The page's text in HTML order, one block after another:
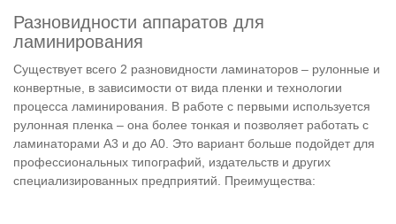
Разновидности аппаратов для
ламинирования
Существует всего 2 разновидности ламинаторов – рулонные и
конвертные, в зависимости от вида пленки и технологии
процесса ламинирования. В работе с первыми используется
рулонная пленка – она более тонкая и позволяет работать с
ламинаторами А3 и до А0. Это вариант больше подойдет для
профессиональных типографий, издательств и других
специализированных предприятий. Преимущества: